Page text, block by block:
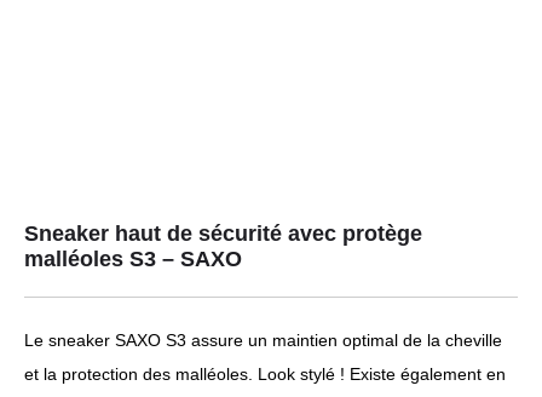
Sneaker haut de sécurité avec protège
malléoles S3 – SAXO
Le sneaker SAXO S3 assure un maintien optimal de la cheville
et la protection des malléoles. Look stylé ! Existe également en